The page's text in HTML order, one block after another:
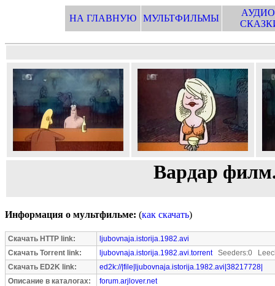
НА ГЛАВНУЮ МУЛЬТФИЛЬМЫ
Вардар
Информация о мультфильме: (как скачать)
Скачать HTTP link:
ljubovnaja.istorija.1982.avi
Скачать Torrent link:
ljubovnaja.istorija.1982.avi.torrentSeeders:0
Скачать ED2K link:
ed2k://|file|ljubovnaja.istorija.1982.avi|38217728|
Описание в каталогах:
forum.arjlover.net